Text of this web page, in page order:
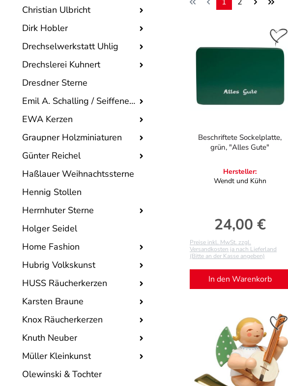
Christian Ulbricht
Dirk Hobler
Drechselwerkstatt Uhlig
Drechslerei Kuhnert
Dresdner Sterne
Emil A. Schalling / Seiffener Volkskunst
EWA Kerzen
Graupner Holzminiaturen
Günter Reichel
Haßlauer Weihnachtssterne
Hennig Stollen
Herrnhuter Sterne
Holger Seidel
Home Fashion
Hubrig Volkskunst
HUSS Räucherkerzen
Karsten Braune
Knox Räucherkerzen
Knuth Neuber
Müller Kleinkunst
Olewinski & Tochter
SeiteSeite
Beschriftete Sockelplatte,
grün, "Alles Gute"
Hersteller:
Wendt und Kühn
Regulärer Preis:
24,00 €
Preise inkl. MwSt. zzgl.
Versandkosten ja nach Lieferland
(Bitte an der Kasse angeben)
In den Warenkorb